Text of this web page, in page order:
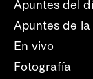
Apuntes del
Apuntes de
En vivo
Fotografía